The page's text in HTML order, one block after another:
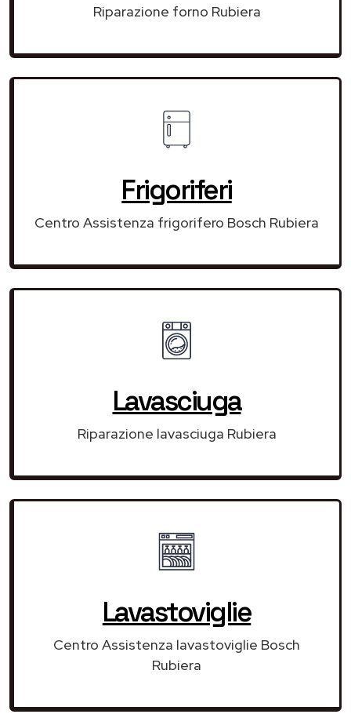
Riparazione forno Rubiera
Frigoriferi
Centro Assistenza frigorifero Bosch Rubiera
Lavasciuga
Riparazione lavasciuga Rubiera
Lavastoviglie
Centro Assistenza lavastoviglie Bosch
Rubiera